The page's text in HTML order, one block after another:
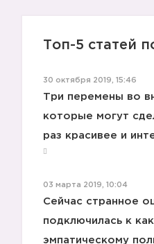
Топ-5 статей
30 октября 2019, 15:46
Три перемены во
которые могут
раз красивее и
03 марта 2019, 10:04
Сейчас странное
подключилась к
эмпатическому